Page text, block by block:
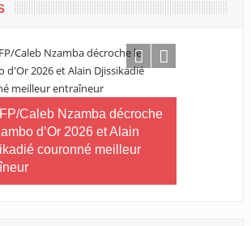
Caleb Nzamba décroche
d’Or 2026 et Alain
couronné meilleur